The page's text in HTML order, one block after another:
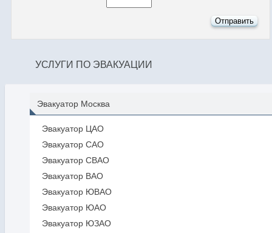
УСЛУГИ ПО ЭВАКУАЦИИ
Эвакуатор Москва
Эвакуатор ЦАО
Эвакуатор САО
Эвакуатор СВАО
Эвакуатор ВАО
Эвакуатор ЮВАО
Эвакуатор ЮАО
Эвакуатор ЮЗАО